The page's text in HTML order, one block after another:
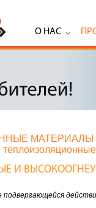
О НАС
МАТЕРИАЛЫ
теплоизоляционные
И